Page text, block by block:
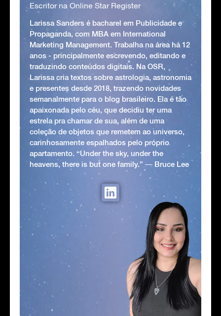
Escritor na Online Star Register
Larissa Sanders é bacharel em Publicidade e
Propaganda, com MBA em International
Marketing Management. Trabalha na área há 12
anos - principalmente escrevendo, editando e
traduzindo conteúdos digitais. Na OSR,
Larissa cria textos sobre astrologia, astronomia
e presentes desde 2018, trazendo novidades
semanalmente para o blog brasileiro. Ela é tão
apaixonada pelo céu, que decidiu ter uma
estrela pra chamar de sua, além de uma
coleção de objetos que remetem ao universo,
carinhosamente espalhados pelo próprio
apartamento. “Under the sky, under the
heavens, there is but one family.” ― Bruce Lee